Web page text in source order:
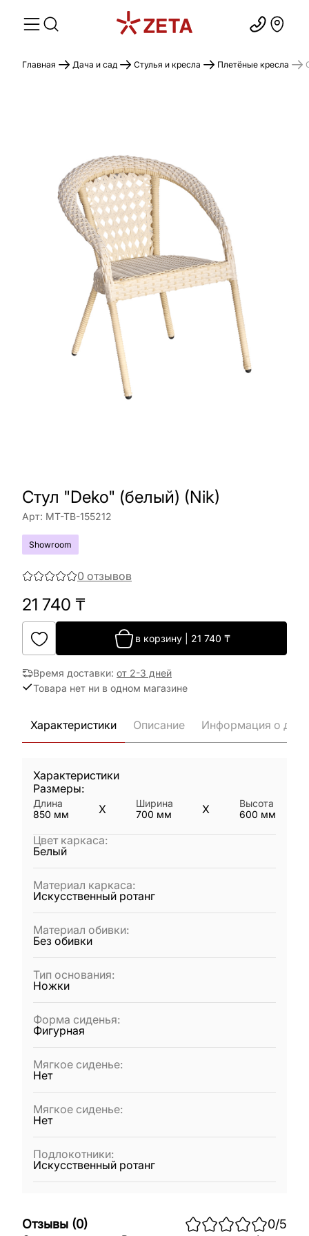
Главная Дача и сад Стулья и кресла Плетёные кресла
Стул "Deko" (белый) (Nik)
Арт: МТ-ТВ-155212
Showroom
0 отзывов
21 740 ₸
в корзину| 21 740 ₸
Время доставки: от 2-3 дней
Товара нет ни в одном магазине
Характеристики Описание Информация о
Характеристики
Размеры:
Длина
850 мм X
Ширина
700 мм X
Высота
600 мм
Цвет каркаса:
Белый
Материал каркаса:
Искусственный ротанг
Материал обивки:
Без обивки
Тип основания:
Ножки
Форма сиденья:
Фигурная
Мягкое сиденье:
Нет
Мягкое сиденье:
Нет
Подлокотники:
Искусственный ротанг
Отзывы (0) 0/5